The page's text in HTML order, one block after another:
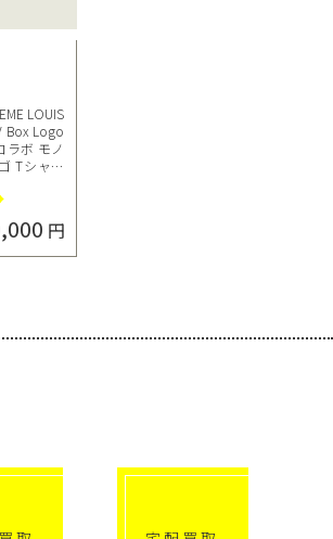
LOUIS
Box Logo
ラボ モノ
Tシャツ
円